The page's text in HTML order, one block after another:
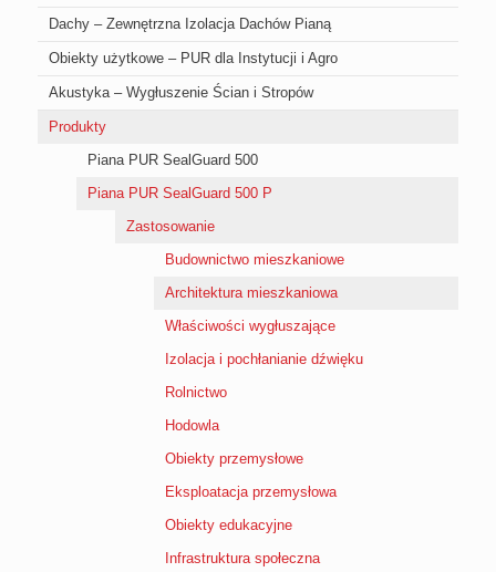
Dachy – Zewnętrzna Izolacja Dachów Pianą
Obiekty użytkowe – PUR dla Instytucji i Agro
Akustyka – Wygłuszenie Ścian i Stropów
Produkty
Piana PUR SealGuard 500
Piana PUR SealGuard 500 P
Zastosowanie
Budownictwo mieszkaniowe
Architektura mieszkaniowa
Właściwości wygłuszające
Izolacja i pochłanianie dźwięku
Rolnictwo
Hodowla
Obiekty przemysłowe
Eksploatacja przemysłowa
Obiekty edukacyjne
Infrastruktura społeczna